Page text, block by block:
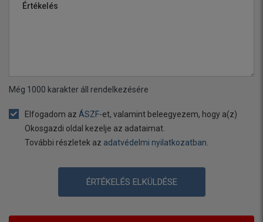
Értékelés
Még 1000 karakter áll rendelkezésére
Elfogadom az ÁSZF-et, valamint beleegyezem, hogy a(z)
Okosgazdi oldal kezelje az adataimat.
További részletek az adatvédelmi nyilatkozatban
ÉRTÉKELÉS ELKÜLDÉSE